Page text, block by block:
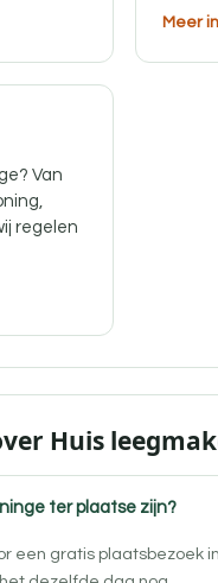
Meer
Van
regelen
Huis
ter plaatse zijn?
een gratis plaatsbezoek